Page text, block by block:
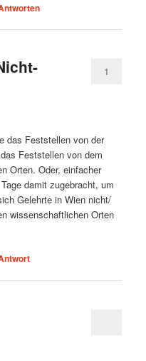
1
das Feststellen von der
Feststellen von dem
Orten. Oder, einfacher
damit zugebracht, um
Gelehrte in Wien nicht/
wissenschaftlichen Orten